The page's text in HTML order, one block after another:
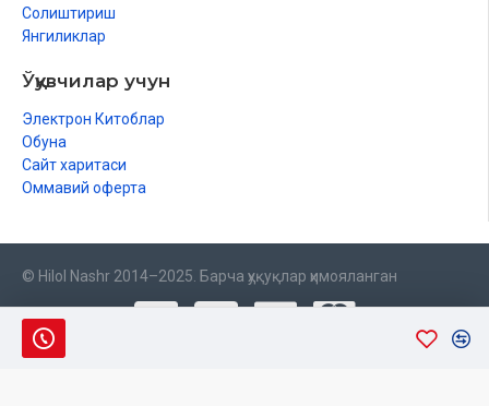
Солиштириш
Янгиликлар
Ўқувчилар учун
Электрон Китоблар
Обуна
Сайт харитаси
Оммавий оферта
© Hilol Nashr 2014–2025. Барча ҳуқуқлар ҳимояланган